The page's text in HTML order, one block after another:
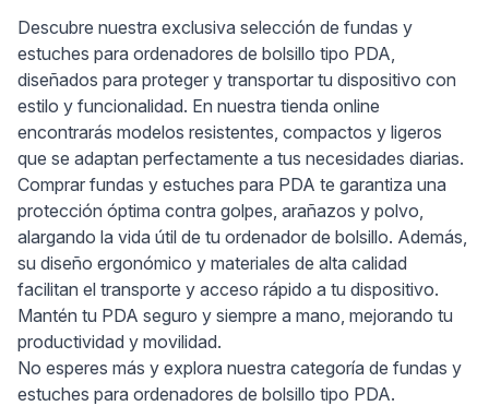
Descubre nuestra exclusiva selección de fundas y
estuches para ordenadores de bolsillo tipo PDA,
diseñados para proteger y transportar tu dispositivo con
estilo y funcionalidad. En nuestra tienda online
encontrarás modelos resistentes, compactos y ligeros
que se adaptan perfectamente a tus necesidades diarias.
Comprar fundas y estuches para PDA te garantiza una
protección óptima contra golpes, arañazos y polvo,
alargando la vida útil de tu ordenador de bolsillo. Además,
su diseño ergonómico y materiales de alta calidad
facilitan el transporte y acceso rápido a tu dispositivo.
Mantén tu PDA seguro y siempre a mano, mejorando tu
productividad y movilidad.
No esperes más y explora nuestra categoría de fundas y
estuches para ordenadores de bolsillo tipo PDA.